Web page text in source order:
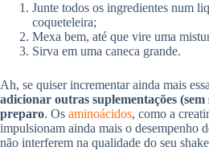
Junte todos os ingredientes num
coqueteleira;
Mexa bem, até que vire uma
Sirva em uma caneca grande.
Ah, se quiser incrementar ainda mais
adicionar outras suplementações
preparo. Os aminoácidos, como a
impulsionam ainda mais o desempenho
não interferem na qualidade do seu